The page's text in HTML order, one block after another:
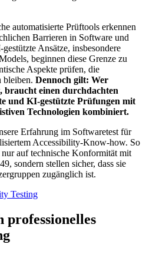
automatisierte Prüftools erkennen
Barrieren in Software und
Ansätze, insbesondere
beginnen diese Grenze zu
Aspekte prüfen, die
bleiben. Dennoch gilt: Wer
einen durchdachten
und KI-gestützte Prüfungen mit
Technologien kombiniert.
Erfahrung im Softwaretest für
Accessibility-Know-how. So
auf technische Konformität mit
sondern stellen sicher, dass sie
zugänglich ist.
Testing